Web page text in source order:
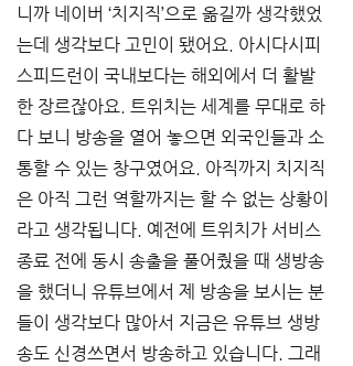
니까 네이버 ‘치지직’으로 옮길까 생각했었
는데 생각보다 고민이 됐어요. 아시다시피
스피드런이 국내보다는 해외에서 더 활발
한 장르잖아요. 트위치는 세계를 무대로 하
다 보니 방송을 열어 놓으면 외국인들과 소
통할 수 있는 창구였어요. 아직까지 치지직
은 아직 그런 역할까지는 할 수 없는 상황이
라고 생각됩니다. 예전에 트위치가 서비스
종료 전에 동시 송출을 풀어줬을 때 생방송
을 했더니 유튜브에서 제 방송을 보시는 분
들이 생각보다 많아서 지금은 유튜브 생방
송도 신경쓰면서 방송하고 있습니다. 그래